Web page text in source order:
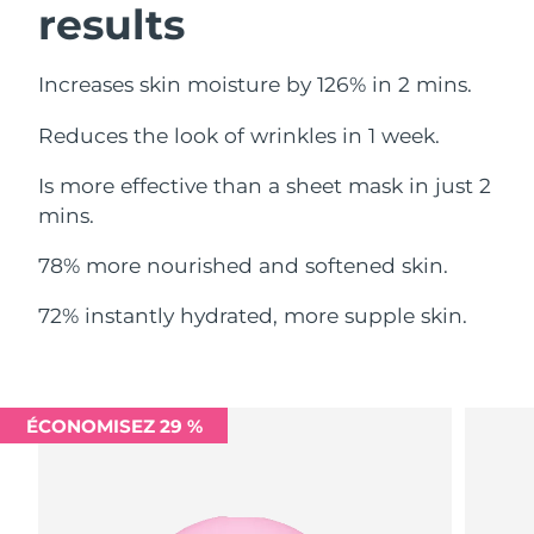
results
Increases skin moisture by 126% in 2 mins.
Reduces the look of wrinkles in 1 week.
Is more effective than a sheet mask in just 2
mins.
78% more nourished and softened skin.
72% instantly hydrated, more supple skin.
ÉCONOMISEZ 29 %
Porto Rico
Qatar Livraison estimée8/9/26
La Réunion Livraison estimée 8/13/26
Russie